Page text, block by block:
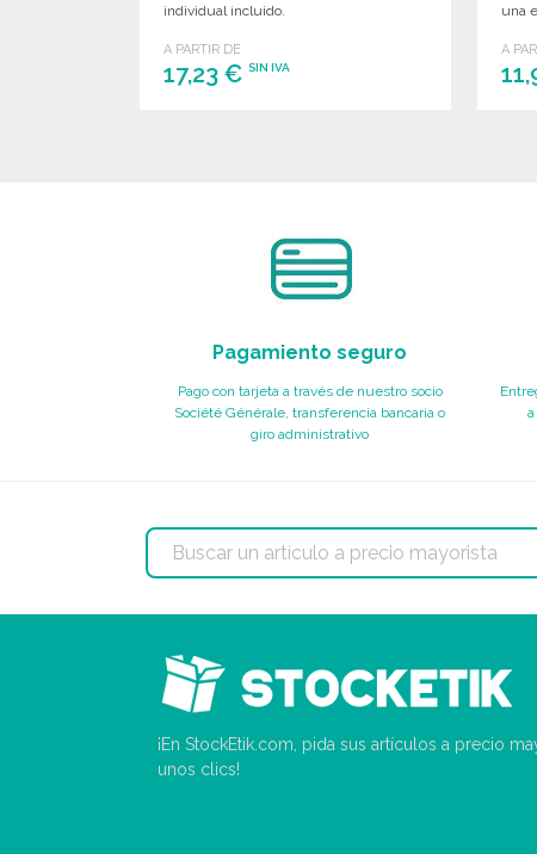
individual incluido.
A PARTIR DE
17,23 € SIN IVA
una
A
Pagamiento seguro
Pago con tarjeta a través de nuestro socio
Société Générale, transferencia bancaria o
giro administrativo
¡En StockEtik.com, pida sus artículos a precio
unos clics!